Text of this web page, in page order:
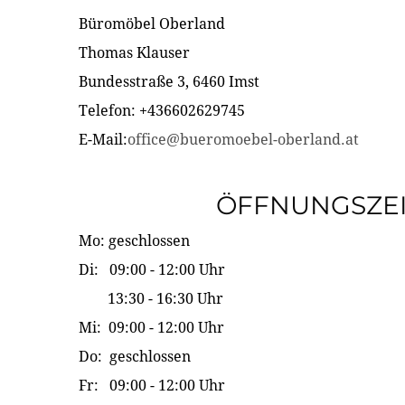
Büromöbel Oberland
Thomas Klauser
Bundesstraße 3, 6460 Imst
Telefon: +436602629745
E-Mail:office@bueromoebel-oberland.at
Mo: geschlossen
Di: 09:00 - 12:00 Uhr
13:30 - 16:30 Uhr
Mi: 09:00 - 12:00 Uhr
Do: geschlossen
Fr: 09:00 - 12:00 Uhr